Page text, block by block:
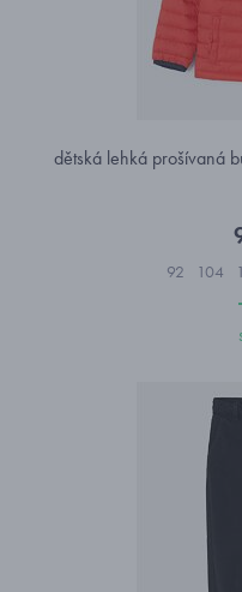
dětská lehká prošívaná
92 104